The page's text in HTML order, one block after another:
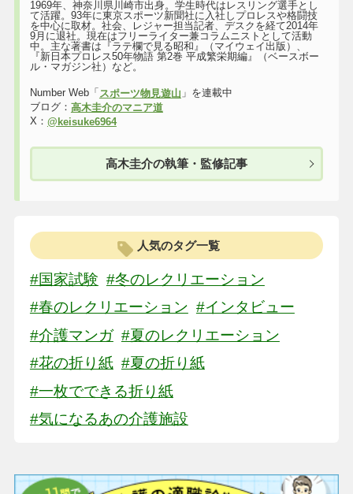
1969年、神奈川県川崎市出身。学生時代はレスリング選手とし
て活躍。93年に東京スポーツ新聞社に入社しプロレスや格闘技
を中心に取材。社会、レジャー担当記者、デスクを経て2014年
9月に退社。現在はフリーライター兼コラムニストとして活動
中。主な著書は『ラテ欄で見る昭和』（マイウェイ出版）、
『新日本プロレス50年物語 第2巻 平成繁栄期編』（ベースボー
ル・マガジン社）など。
Number Web「 スポーツ物見遊山 」を連載中
ブログ： 高木圭介のマニア道
X： @keisuke6964
高木圭介の執筆・監修記事
人気のタグ一覧
#国家試験 #冬のレクリエーション
#春のレクリエーション #インタビュー
#介護マンガ #夏のレクリエーション
#花の折り紙 #夏の折り紙
#一枚でできる折り紙
#気になるあの介護施設